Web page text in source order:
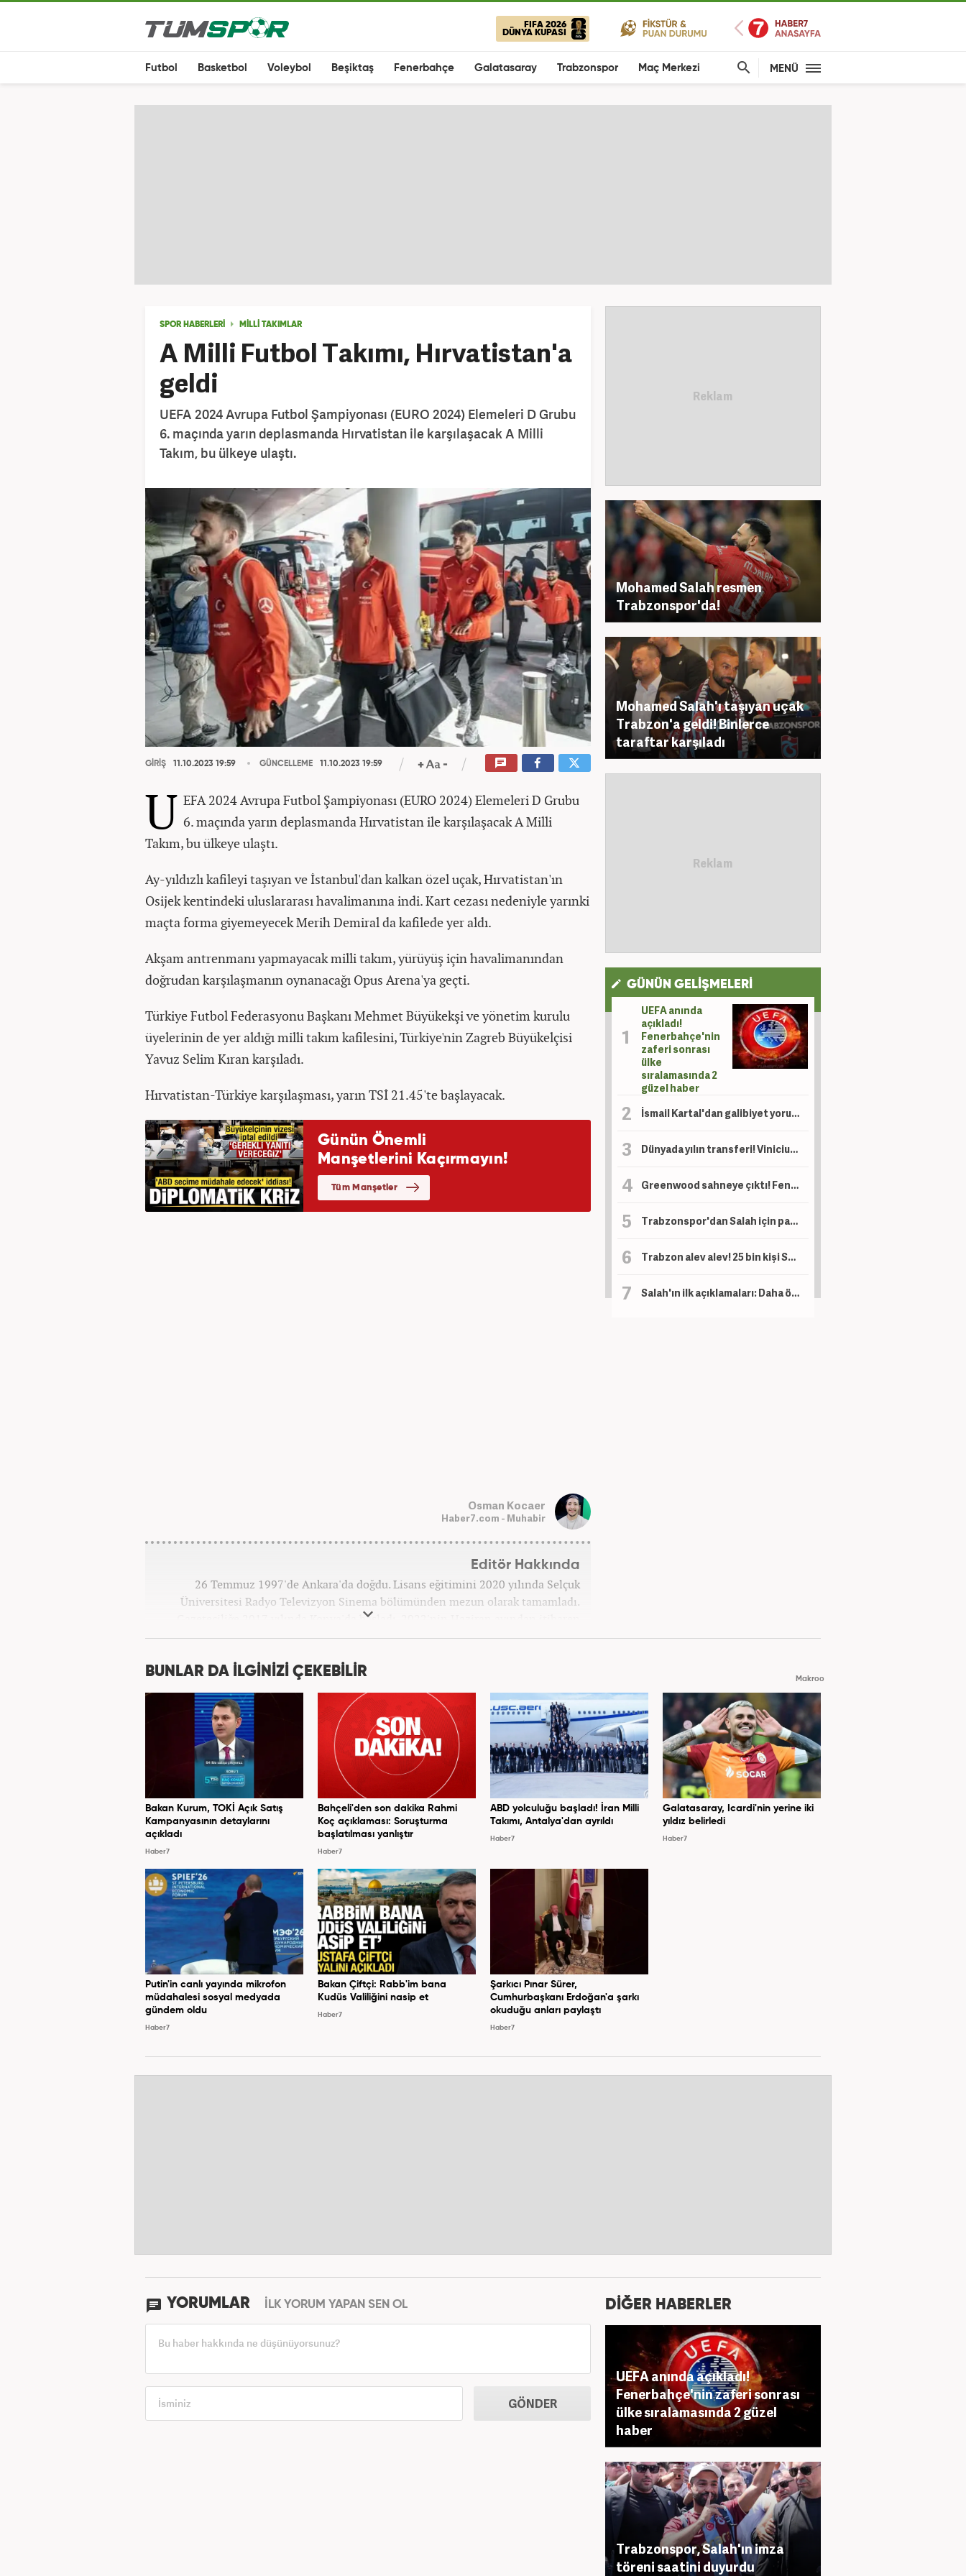
FIFA 2026
DÜNYA KUPASI
Futbol Basketbol Voleybol Beşiktaş Fenerbahçe Galatasaray Trabzonspor Maç Merkezi MENÜ
SPOR HABERLERİ MİLLİ TAKIMLAR
A Milli Futbol Takımı, Hırvatistan'a
geldi
UEFA 2024 Avrupa Futbol Şampiyonası (EURO 2024) Elemeleri D Grubu
6. maçında yarın deplasmanda Hırvatistan ile karşılaşacak A Milli
Takım, bu ülkeye ulaştı.
GİRİŞ 11.10.2023 19:59 GÜNCELLEME 11.10.2023 19:59
U EFA 2024 Avrupa Futbol Şampiyonası (EURO 2024) Elemeleri D Grubu
6. maçında yarın deplasmanda Hırvatistan ile karşılaşacak A Milli
Takım, bu ülkeye ulaştı.
Ay-yıldızlı kafileyi taşıyan ve İstanbul'dan kalkan özel uçak, Hırvatistan'ın
Osijek kentindeki uluslararası havalimanına indi. Kart cezası nedeniyle yarınki
maçta forma giyemeyecek Merih Demiral da kafilede yer aldı.
Akşam antrenmanı yapmayacak milli takım, yürüyüş için havalimanından
doğrudan karşılaşmanın oynanacağı Opus Arena'ya geçti.
Türkiye Futbol Federasyonu Başkanı Mehmet Büyükekşi ve yönetim kurulu
üyelerinin de yer aldığı milli takım kafilesini, Türkiye'nin Zagreb Büyükelçisi
Yavuz Selim Kıran karşıladı.
Hırvatistan-Türkiye karşılaşması, yarın TSİ 21.45'te başlayacak.
Osman Kocaer
Haber7.com - Muhabir
Editör Hakkında
26 Temmuz 1997'de Ankara'da doğdu. Lisans eğitimini 2020 yılında Selçuk
Üniversitesi Radyo Televizyon Sinema bölümünden mezun olarak tamamladı.
Gazeteciliğe 2017 yılında Konya'da başladı. 2022'nin Haziran ayından itibaren
Haber7.com'da mesleki hayatına devam etmektedir.
Mohamed Salah resmen
Trabzonspor'da!
Mohamed Salah'ı taşıyan uçak
Trabzon'a geldi! Binlerce
taraftar karşıladı
GÜNÜN GELİŞMELERİ
UEFA anında
açıkladı!
Fenerbahçe'nin
zaferi sonrası
ülke
sıralamasında 2
güzel haber
İsmail Kartal'dan galibiyet yorumu
Dünyada yılın transferi! Vinicius için 120 milyon Euro'luk teklif
Greenwood sahneye çıktı! Fenerbahçe tur kapısını araladı
Trabzonspor'dan Salah için paylaşım yağmuru
Trabzon alev alev! 25 bin kişi Salah'ı karşıladı
Salah'ın ilk açıklamaları: Daha önce böyle bir şey görmedim
BUNLAR DA İLGİNİZİ ÇEKEBİLİR Makroo
Bakan Kurum, TOKİ Açık Satış
Kampanyasının detaylarını
açıkladı
Haber7
Bahçeli'den son dakika Rahmi
Koç açıklaması: Soruşturma
başlatılması yanlıştır
Haber7
ABD yolculuğu başladı! İran Milli
Takımı, Antalya'dan ayrıldı
Haber7
Galatasaray, Icardi'nin yerine iki
yıldız belirledi
Haber7
Putin'in canlı yayında mikrofon
müdahalesi sosyal medyada
gündem oldu
Haber7
Bakan Çiftçi: Rabb'im bana
Kudüs Valiliğini nasip et
Haber7
Şarkıcı Pınar Sürer,
Cumhurbaşkanı Erdoğan'a şarkı
okuduğu anları paylaştı
Haber7
YORUMLAR İLK YORUM YAPAN SEN OL
GÖNDER
DİĞER HABERLER
UEFA anında açıkladı!
Fenerbahçe'nin zaferi sonrası
ülke sıralamasında 2 güzel
haber
Trabzonspor, Salah'ın imza
töreni saatini duyurdu